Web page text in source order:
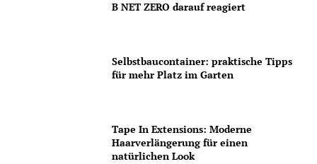
B NET ZERO darauf reagiert
Selbstbaucontainer: praktische Tipps
für mehr Platz im Garten
Tape In Extensions: Moderne
Haarverlängerung für einen
natürlichen Look